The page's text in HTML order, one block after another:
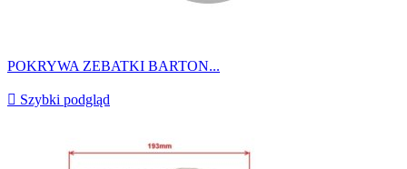
POKRYWA ZEBATKI BARTON...
 Szybki podgląd